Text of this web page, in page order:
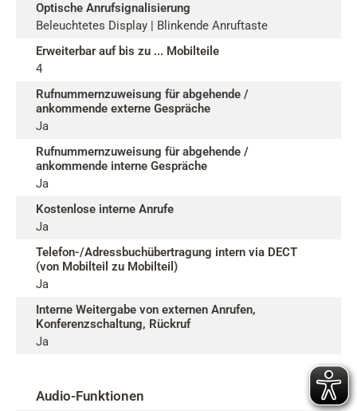
Optische Anrufsignalisierung
Beleuchtetes Display | Blinkende Anruftaste
Erweiterbar auf bis zu ... Mobilteile
4
Rufnummernzuweisung für abgehende /
ankommende externe Gespräche
Ja
Rufnummernzuweisung für abgehende /
ankommende interne Gespräche
Ja
Kostenlose interne Anrufe
Ja
Telefon-/Adressbuchübertragung intern via DECT
(von Mobilteil zu Mobilteil)
Ja
Interne Weitergabe von externen Anrufen,
Konferenzschaltung, Rückruf
Ja
Audio-Funktionen